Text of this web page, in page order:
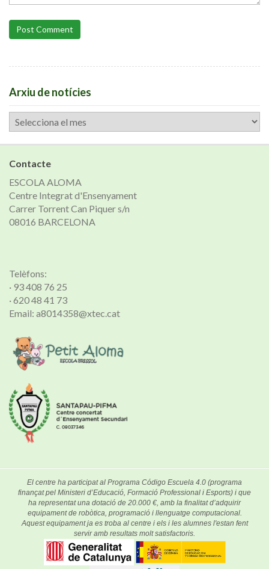
Post Comment
Arxiu de notícies
Arxiu
de
notícies
Contacte
ESCOLA ALOMA
Centre Integrat d'Ensenyament
Carrer Torrent Can Piquer s/n
08016 BARCELONA
Telèfons:
· 93 408 76 25
· 620 48 41 73
Email: a8014358@xtec.cat
El centre ha participat al Programa Código Escuela 4.0 (programa
finançat pel Ministeri d’Educació, Formació Professional i Esports) i que
ha representat una dotació de 20.000 €, amb la finalitat d’adquirir
equipament de robòtica, programació i llenguatge computacional.
Aquest equipament ja es troba al centre i els i les alumnes l'estan fent
servir amb resultats molt satisfactoris.